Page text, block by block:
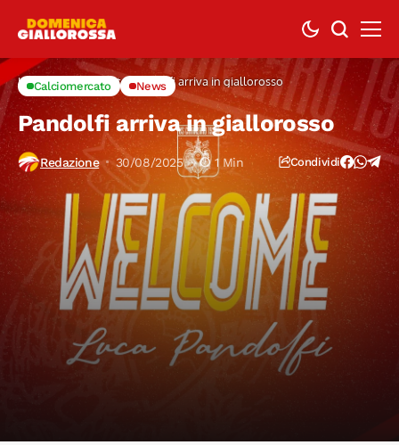
Home Calciomercato Pandolfi arriva in giallorosso
Calciomercato News
Pandolfi arriva in giallorosso
Redazione 30/08/2025 1 Min Condividi